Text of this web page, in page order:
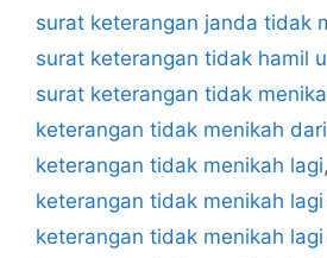
surat keterangan janda tidak
surat keterangan tidak hamil
surat keterangan tidak
keterangan tidak menikah
keterangan tidak menikah lagi,
keterangan tidak menikah
keterangan tidak menikah